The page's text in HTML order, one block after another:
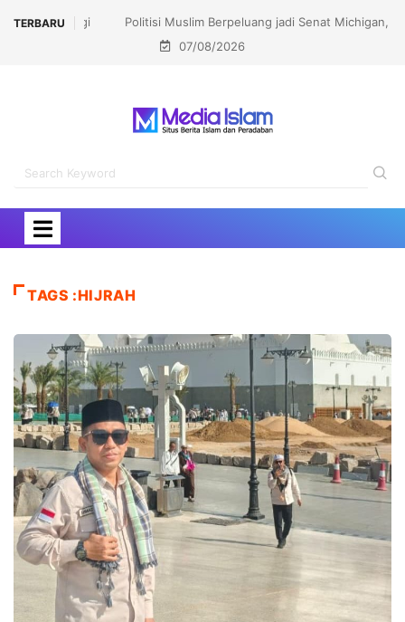
TERBARU
Politisi Muslim Berpeluang jadi Senat Michigan,
Kalahkan Kandidat Pro-Israel
07/08/2026
TAGS :HIJRAH